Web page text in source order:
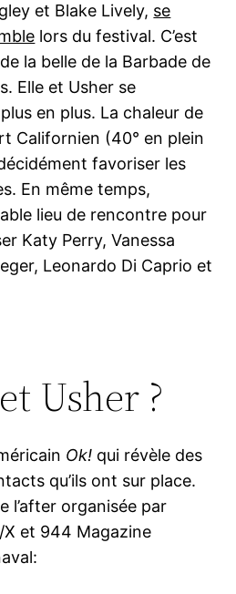
et Blake Lively, se
lors du festival. C’est
la belle de la Barbade de
Elle et Usher se
en plus. La chaleur de
Californien (40° en plein
favoriser les
En même temps,
lieu de rencontre pour
Katy Perry, Vanessa
Leonardo Di Caprio et
Usher ?
Ok! qui révèle des
qu’ils ont sur place.
l’after organisée par
et 944 Magazine